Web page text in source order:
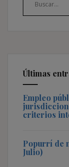
Últimas
Empleo
criterios
Popurrí de
Julio)